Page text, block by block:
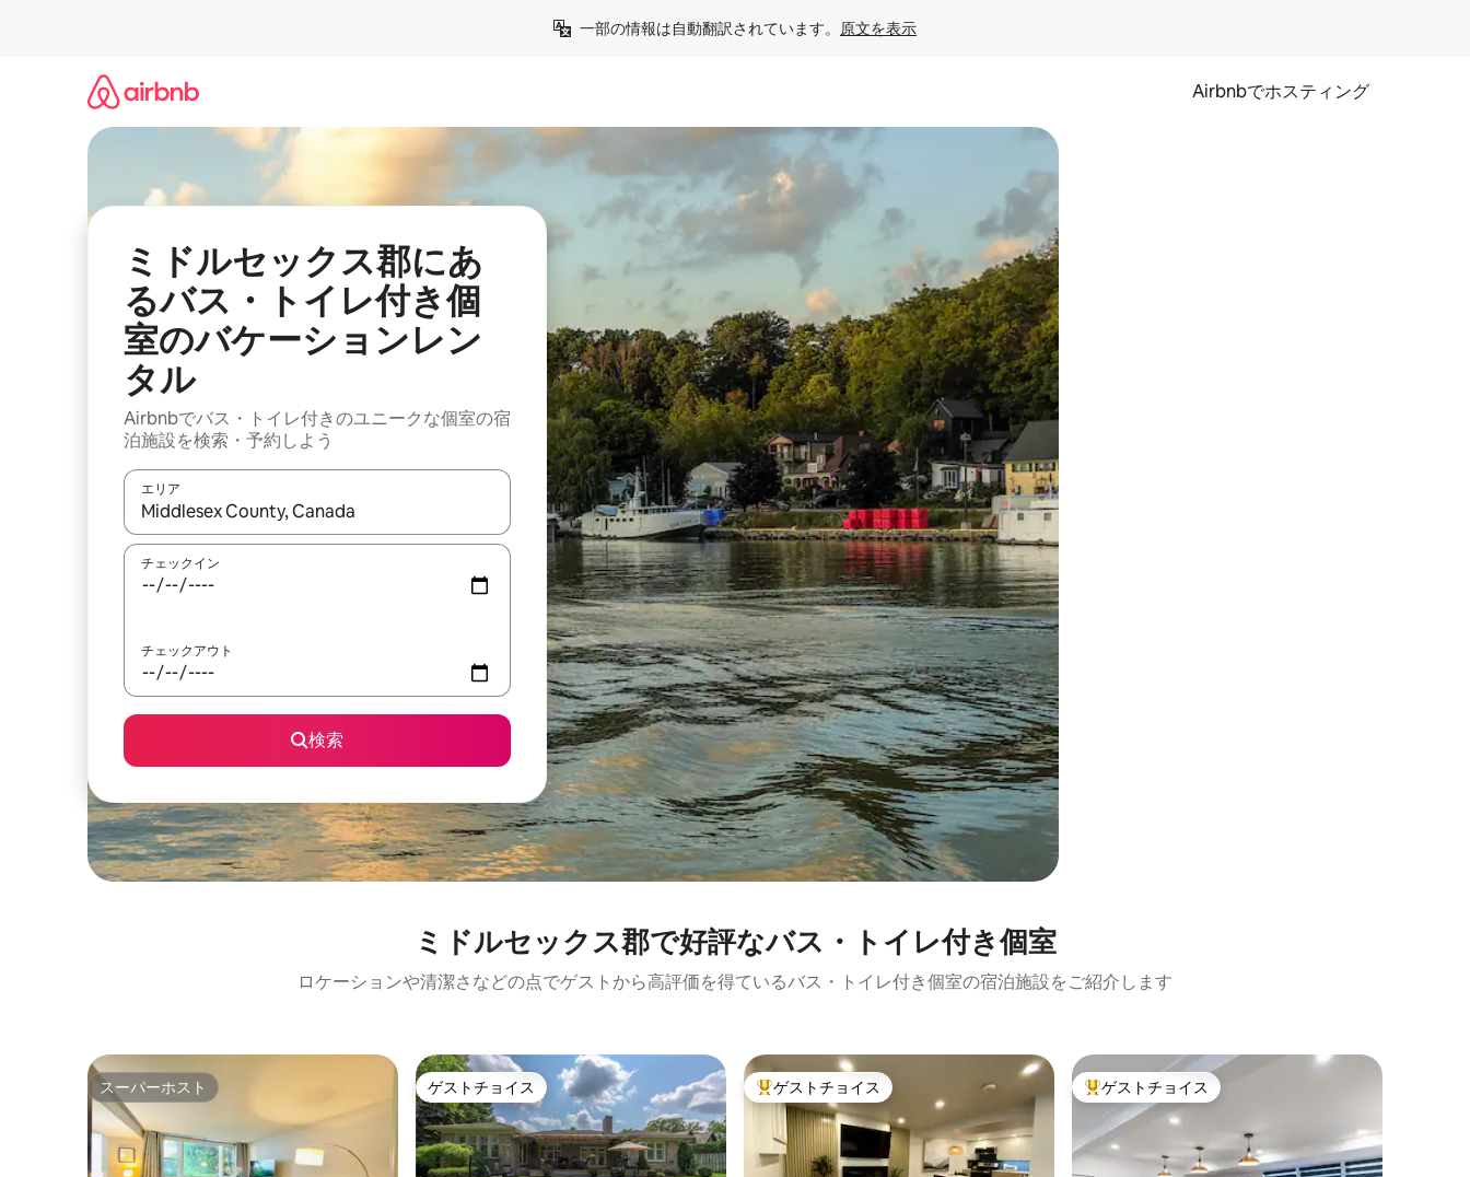
一部の情報は自動翻訳されています。 原文を表示
Airbnbでホスティング
ミドルセックス郡にあ
るバス・トイレ付き個
室のバケーションレン
タル
Airbnbでバス・トイレ付きのユニークな個室の宿
泊施設を検索・予約しよう
エリア
検索結果が表示されたら、上下の矢印キーを使って移動するか、画面をタッチまたはスワイプして検索結果を確認することができます。
チェックイン
チェックアウト
検索
ミドルセックス郡で好評なバス・トイレ付き個室
ロケーションや清潔さなどの点でゲストから高評価を得ているバス・トイレ付き個室の宿泊施設をご紹介します
スーパーホスト
スーパーホスト ゲストチョイス
ゲストチョイス 大好評のゲストチョイスです。
ゲストチョイス 大好評のゲストチョイスです。
ゲストチョイス